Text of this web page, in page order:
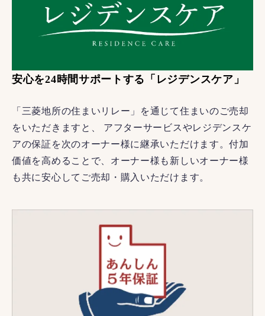
安心を24時間サポートする「レジデンスケア」
「三菱地所の住まいリレー」を通じて住まいのご売却
をいただきますと、 アフターサービスやレジデンスケ
アの保証を次のオーナー様に継承いただけます。付加
価値を高めることで、オーナー様も新しいオーナー様
も共に安心してご売却・購入いただけます。